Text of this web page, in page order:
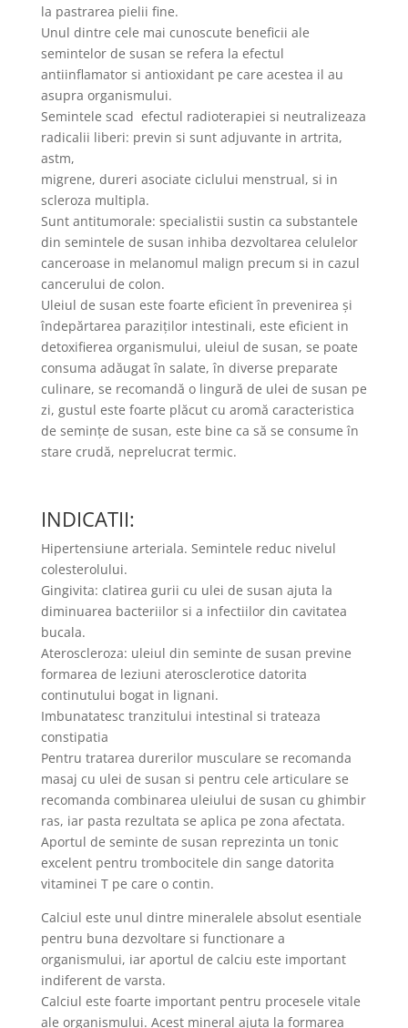
la pastrarea pielii fine.
Unul dintre cele mai cunoscute beneficii ale
semintelor de susan se refera la efectul
antiinflamator si antioxidant pe care acestea il au
asupra organismului.
Semintele scad efectul radioterapiei si neutralizeaza
radicalii liberi: previn si sunt adjuvante in artrita,
astm,
migrene, dureri asociate ciclului menstrual, si in
scleroza multipla.
Sunt antitumorale: specialistii sustin ca substantele
din semintele de susan inhiba dezvoltarea celulelor
canceroase in melanomul malign precum si in cazul
cancerului de colon.
Uleiul de susan este foarte eficient în prevenirea și
îndepărtarea paraziților intestinali, este eficient in
detoxifierea organismului, uleiul de susan, se poate
consuma adăugat în salate, în diverse preparate
culinare, se recomandă o lingură de ulei de susan pe
zi, gustul este foarte plăcut cu aromă caracteristica
de semințe de susan, este bine ca să se consume în
stare crudă, neprelucrat termic.
INDICATII:
Hipertensiune arteriala. Semintele reduc nivelul
colesterolului.
Gingivita: clatirea gurii cu ulei de susan ajuta la
diminuarea bacteriilor si a infectiilor din cavitatea
bucala.
Ateroscleroza: uleiul din seminte de susan previne
formarea de leziuni aterosclerotice datorita
continutului bogat in lignani.
Imbunatatesc tranzitului intestinal si trateaza
constipatia
Pentru tratarea durerilor musculare se recomanda
masaj cu ulei de susan si pentru cele articulare se
recomanda combinarea uleiului de susan cu ghimbir
ras, iar pasta rezultata se aplica pe zona afectata.
Aportul de seminte de susan reprezinta un tonic
excelent pentru trombocitele din sange datorita
vitaminei T pe care o contin.
Calciul este unul dintre mineralele absolut esentiale
pentru buna dezvoltare si functionare a
organismului, iar aportul de calciu este important
indiferent de varsta.
Calciul este foarte important pentru procesele vitale
ale organismului. Acest mineral ajuta la formarea